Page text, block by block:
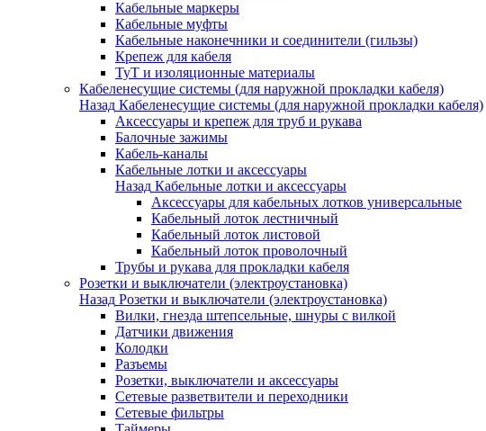
Кабельные маркеры
Кабельные муфты
Кабельные наконечники и соединители (гильзы)
Крепеж для кабеля
ТуТ и изоляционные материалы
Кабеленесущие системы (для наружной прокладки кабеля)
Назад Кабеленесущие системы (для наружной прокладки кабеля)
Аксессуары и крепеж для труб и рукава
Балочные зажимы
Кабель-каналы
Кабельные лотки и аксессуары
Назад Кабельные лотки и аксессуары
Аксессуары для кабельных лотков универсальные
Кабельный лоток лестничный
Кабельный лоток листовой
Кабельный лоток проволочный
Трубы и рукава для прокладки кабеля
Розетки и выключатели (электроустановка)
Назад Розетки и выключатели (электроустановка)
Вилки, гнезда штепсельные, шнуры с вилкой
Датчики движения
Колодки
Разъемы
Розетки, выключатели и аксессуары
Сетевые разветвители и переходники
Сетевые фильтры